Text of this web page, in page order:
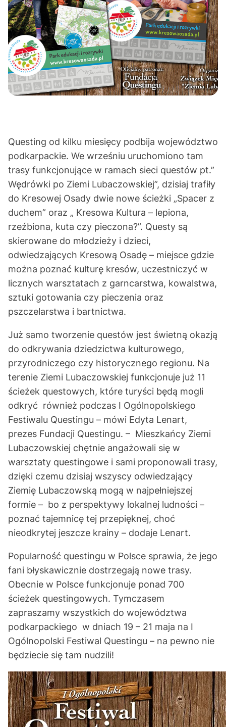
Questing od kilku miesięcy podbija województwo
podkarpackie. We wrześniu uruchomiono tam
trasy funkcjonujące w ramach sieci questów pt.”
Wędrówki po Ziemi Lubaczowskiej”, dzisiaj trafiły
do Kresowej Osady dwie nowe ścieżki „Spacer z
duchem” oraz „ Kresowa Kultura – lepiona,
rzeźbiona, kuta czy pieczona?”. Questy są
skierowane do młodzieży i dzieci,
odwiedzających Kresową Osadę – miejsce gdzie
można poznać kulturę kresów, uczestniczyć w
licznych warsztatach z garncarstwa, kowalstwa,
sztuki gotowania czy pieczenia oraz
pszczelarstwa i bartnictwa.
Już samo tworzenie questów jest świetną okazją
do odkrywania dziedzictwa kulturowego,
przyrodniczego czy historycznego regionu. Na
terenie Ziemi Lubaczowskiej funkcjonuje już 11
ścieżek questowych, które turyści będą mogli
odkryć również podczas I Ogólnopolskiego
Festiwalu Questingu – mówi Edyta Lenart,
prezes Fundacji Questingu. – Mieszkańcy Ziemi
Lubaczowskiej chętnie angażowali się w
warsztaty questingowe i sami proponowali trasy,
dzięki czemu dzisiaj wszyscy odwiedzający
Ziemię Lubaczowską mogą w najpełniejszej
formie – bo z perspektywy lokalnej ludności –
poznać tajemnicę tej przepięknej, choć
nieodkrytej jeszcze krainy – dodaje Lenart.
Popularność questingu w Polsce sprawia, że jego
fani błyskawicznie dostrzegają nowe trasy.
Obecnie w Polsce funkcjonuje ponad 700
ścieżek questingowych. Tymczasem
zapraszamy wszystkich do województwa
podkarpackiego w dniach 19 – 21 maja na I
Ogólnopolski Festiwal Questingu – na pewno nie
będziecie się tam nudzili!